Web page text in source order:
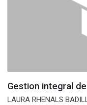
Gestion integral
LAURA RHENALS